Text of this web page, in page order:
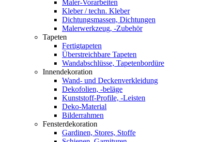
Maler-Vorarbeiten
Kleber / techn. Kleber
Dichtungsmassen, Dichtungen
Malerwerkzeug, -Zubehör
Tapeten
Fertigtapeten
Überstreichbare Tapeten
Wandabschlüsse, Tapetenbordüre
Innendekoration
Wand- und Deckenverkleidung
Dekofolien, -beläge
Kunststoff-Profile, -Leisten
Deko-Material
Bilderrahmen
Fensterdekoration
Gardinen, Stores, Stoffe